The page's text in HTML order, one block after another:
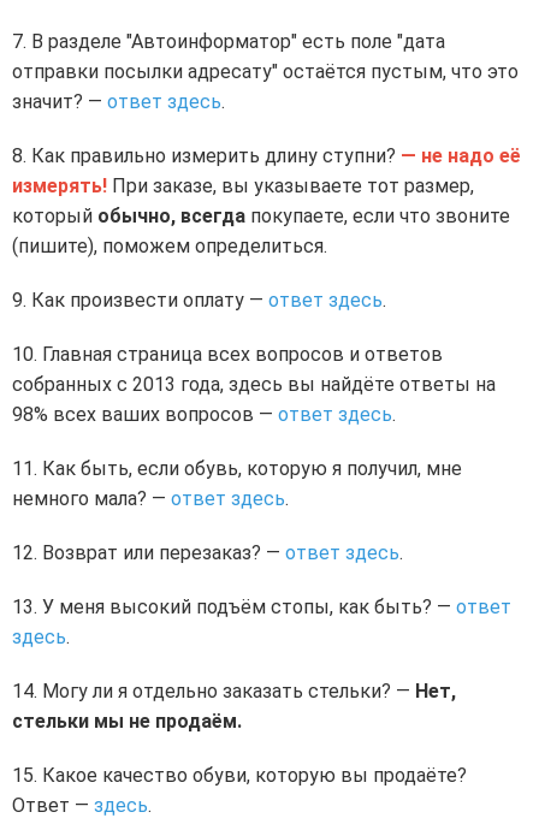
В разделе "Автоинформатор" есть поле "дата
отправки посылки адресату" остаётся пустым, что это
значит? — ответ здесь.
Как правильно измерить длину ступни? — не надо её
измерять! При заказе, вы указываете тот размер,
который обычно, всегда покупаете, если что звоните
(пишите), поможем определиться.
Как произвести оплату — ответ здесь.
Главная страница всех вопросов и ответов
собранных с 2013 года, здесь вы найдёте ответы на
98% всех ваших вопросов — ответ здесь.
Как быть, если обувь, которую я получил, мне
немного мала? — ответ здесь.
Возврат или перезаказ? — ответ здесь.
У меня высокий подъём стопы, как быть? — ответ
здесь.
Могу ли я отдельно заказать стельки? — Нет,
стельки мы не продаём.
Какое качество обуви, которую вы продаёте?
Ответ — здесь.